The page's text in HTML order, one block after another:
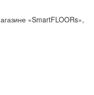
«SmartFLOORs»,